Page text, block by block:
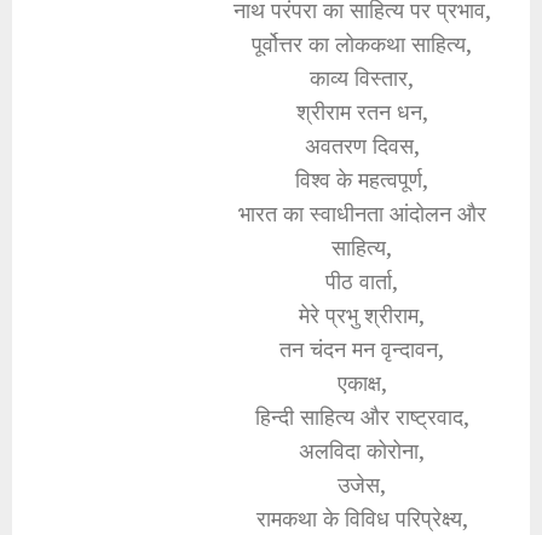
नाथ परंपरा का साहित्य पर प्रभाव,
पूर्वोत्तर का लोककथा साहित्य,
काव्य विस्तार,
श्रीराम रतन धन,
अवतरण दिवस,
विश्व के महत्वपूर्ण,
भारत का स्वाधीनता आंदोलन और
साहित्य,
पीठ वार्ता,
मेरे प्रभु श्रीराम,
तन चंदन मन वृन्दावन,
एकाक्ष,
हिन्दी साहित्य और राष्ट्रवाद,
अलविदा कोरोना,
उजेस,
रामकथा के विविध परिप्रेक्ष्य,